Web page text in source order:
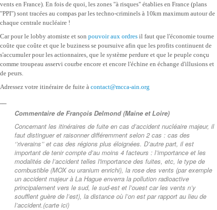
vents en France). En fois de quoi, les zones "à risques" établies en France (plans
"PPI") sont tracées au compas par les techno-criminels à 10km maximum autour de
chaque centrale nucléaire !
Car pour le lobby atomiste et son pouvoir aux ordres il faut que l'économie tourne
coûte que coûte et que le buziness se poursuive afin que les profits continuent de
s'accumuler pour les actionnaires, que le système perdure et que le peuple conçu
comme troupeau asservi courbe encore et encore l'échine en échange d'illusions et
de peurs.
Adressez votre itinéraire de fuite à contact@mcca-ain.org
Commentaire de François Delmond (Maine et Loire)
Concernant les itinéraires de fuite en cas d’accident nucléaire majeur, il
faut distinguer et raisonner différemment selon 2 cas : cas des
‘’riverains’’ et cas des régions plus éloignées. D’autre part, il est
important de tenir compte d’au moins 4 facteurs : l’importance et les
modalités de l’accident telles l'importance des fuites, etc, le type de
combustible (MOX ou uranium enrichi), la rose des vents (par exemple
un accident majeur à La Hague enverra la pollution radioactive
principalement vers le sud, le sud-est et l’ouest car les vents n’y
soufflent guère de l’est), la distance où l’on est par rapport au lieu de
l’accident.(carte ici)